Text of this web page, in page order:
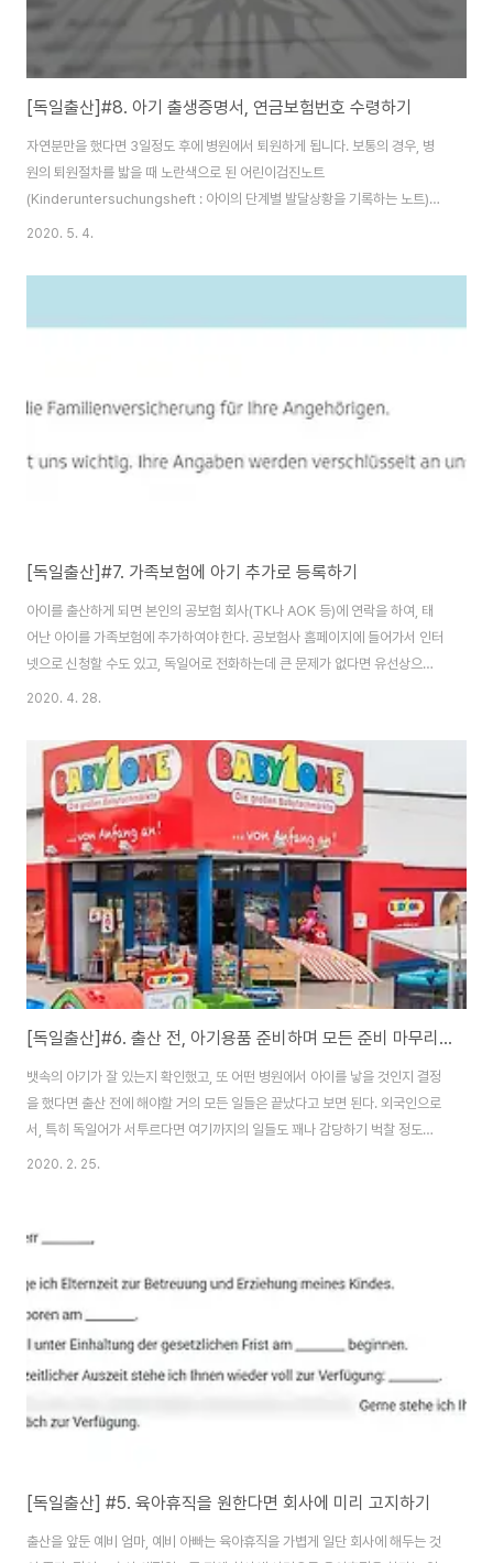
[독일출산]#8. 아기 출생증명서, 연금보험번호 수령하기
자연분만을 했다면 3일정도 후에 병원에서 퇴원하게 됩니다. 보통의 경우, 병
원의 퇴원절차를 밟을 때 노란색으로 된 어린이검진노트
(Kinderuntersuchungsheft : 아이의 단계별 발달상황을 기록하는 노트)를
수령함과 동시에, 아이의 출생증명서를 '병원'에 신청합니다. 기본적으로 발급
가 나옵니다.(이 3가지 출생증명서는 다른 목적으로 사용되어질 수 없습니다)
할 1부를 여분으로 추가하시는 걸 추천합니다. 독일에서 출생한 아이의 여권 발
2020. 5. 4.
[독일출산]#7. 가족보험에 아기 추가로 등록하기
아이를 출산하게 되면 본인의 공보험 회사(TK나 AOK 등)에 연락을 하여, 태
어난 아이를 가족보험에 추가하여야 한다. 공보험사 홈페이지에 들어가서 인터
넷으로 신청할 수도 있고, 독일어로 전화하는데 큰 문제가 없다면 유선상으로
도 등록할 수 있다. 어느 것이든 상관없다. 보통 산모와 아이가 병원에서 퇴원하
보험카드를 받아두는 편이 여러모로 편하다. 그래야 U3 검사 때, 아이의 보험
카드를 들고 병원에서 진료를 볼 수 있기 때문이다. 보험신청을 하고 나서도...
아이의 보험카드가 도착하기까지 빠르면 1주, 늦어지면 3주까지 걸리니 미리
미리 해두는 편이 좋다. 그러니 아이아빠(경우에 따라서는 엄마)는 웬만하면 보
험 등록을 미루지말고..
2020. 4. 28.
[독일출산]#6. 출산 전, 아기용품 준비하며 모든 준비 마무리하기
뱃속의 아기가 잘 있는지 확인했고, 또 어떤 병원에서 아이를 낳을 것인지 결정
을 했다면 출산 전에 해야할 거의 모든 일들은 끝났다고 보면 된다. 외국인으로
서, 특히 독일어가 서투르다면 여기까지의 일들도 꽤나 감당하기 벅찰 정도의
일이 될지도 모른다. 이제 천천히 아기를 맞이할 준비만 철저히 하며 된다. 01.
보고 고르는 것 같다. 아무래도 한눈에 여러제품들을 비교해 볼 수 있다는 장점
들은 방문하길 강추드린다. 02. 아기용품 물려받기, 그리고 중고 구매 이미 아
이를 키워보..
2020. 2. 25.
[독일출산] #5. 육아휴직을 원한다면 회사에 미리 고지하기
출산을 앞둔 예비 엄마, 예비 아빠는 육아휴직을 가볍게 일단 회사에 해두는 것